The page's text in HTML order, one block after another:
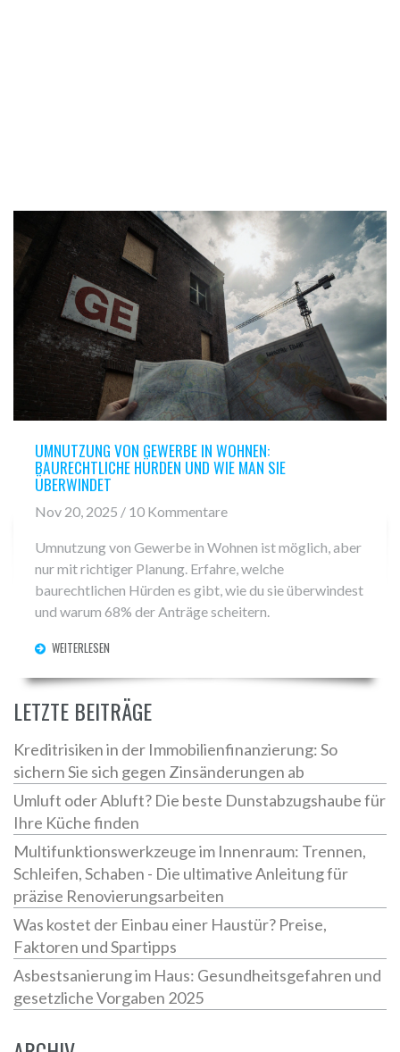
UMNUTZUNG VON GEWERBE IN WOHNEN:
BAURECHTLICHE HÜRDEN UND WIE MAN SIE
ÜBERWINDET
Nov 20, 2025 / 10 Kommentare
Umnutzung von Gewerbe in Wohnen ist möglich, aber
nur mit richtiger Planung. Erfahre, welche
baurechtlichen Hürden es gibt, wie du sie überwindest
und warum 68% der Anträge scheitern.
WEITERLESEN
LETZTE BEITRÄGE
Kreditrisiken in der Immobilienfinanzierung: So
sichern Sie sich gegen Zinsänderungen ab
Umluft oder Abluft? Die beste Dunstabzugshaube für
Ihre Küche finden
Multifunktionswerkzeuge im Innenraum: Trennen,
Schleifen, Schaben - Die ultimative Anleitung für
präzise Renovierungsarbeiten
Was kostet der Einbau einer Haustür? Preise,
Faktoren und Spartipps
Asbestsanierung im Haus: Gesundheitsgefahren und
gesetzliche Vorgaben 2025